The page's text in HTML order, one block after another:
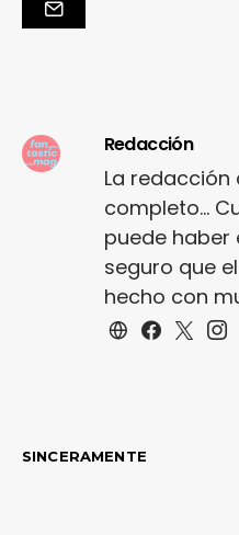
Redacción
La
completo...
puede haber
seguro que
hecho con
SINCERAMENTE